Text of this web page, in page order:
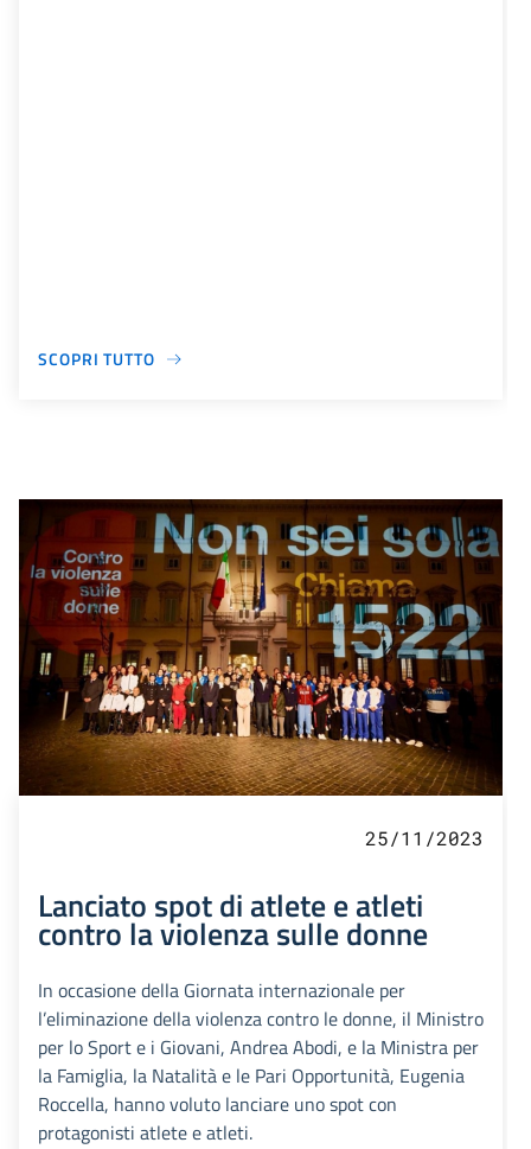
SCOPRI TUTTO
25/11/2023
Lanciato spot di atlete e atleti
contro la violenza sulle donne
In occasione della Giornata internazionale per
l’eliminazione della violenza contro le donne, il Ministro
per lo Sport e i Giovani, Andrea Abodi, e la Ministra per
la Famiglia, la Natalità e le Pari Opportunità, Eugenia
Roccella, hanno voluto lanciare uno spot con
protagonisti atlete e atleti.